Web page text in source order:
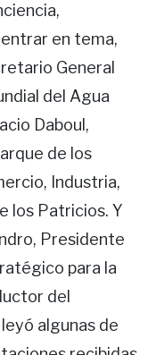
en tema,
General
del Agua
Daboul,
de los
Industria,
los Patricios. Y
Presidente
para la
del
algunas de